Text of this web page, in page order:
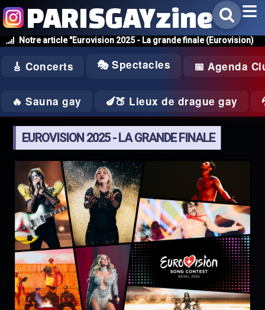
Notre article "Eurovision 2025 - La grande finale (Eurovision)
PARISGAYzine
🎸 Concerts 🎭 Spectacles 📅 Agenda
🔥 Sauna gay 🍆🍑 Lieux de drague gay
EUROVISION 2025 - LA GRANDE FINALE